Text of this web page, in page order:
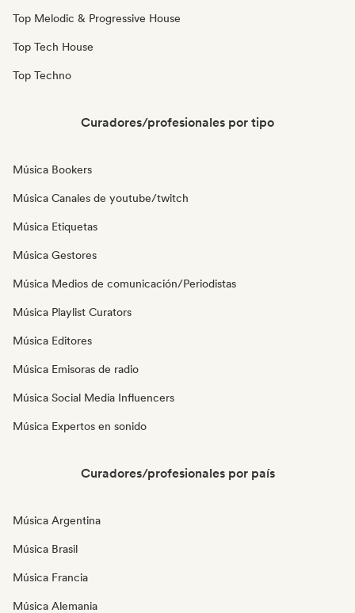
Top Melodic & Progressive House
Top Tech House
Top Techno
Curadores/profesionales por tipo
Música Bookers
Música Canales de youtube/twitch
Música Etiquetas
Música Gestores
Música Medios de comunicación/Periodistas
Música Playlist Curators
Música Editores
Música Emisoras de radio
Música Social Media Influencers
Música Expertos en sonido
Curadores/profesionales por país
Música Argentina
Música Brasil
Música Francia
Música Alemania